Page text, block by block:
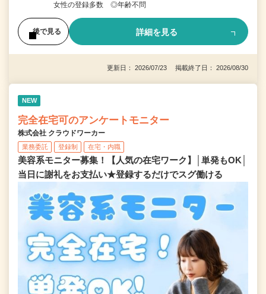
女性の登録多数 ◎年齢不問
後で見る 詳細を見る
更新日： 2026/07/23 掲載終了日： 2026/08/30
NEW
完全在宅可のアンケートモニター
株式会社 クラウドワーカー
業務委託 登録制 在宅・内職
美容系モニター募集！【人気の在宅ワーク】│単発もOK│
当日に謝礼をお支払い★登録するだけでスグ働ける